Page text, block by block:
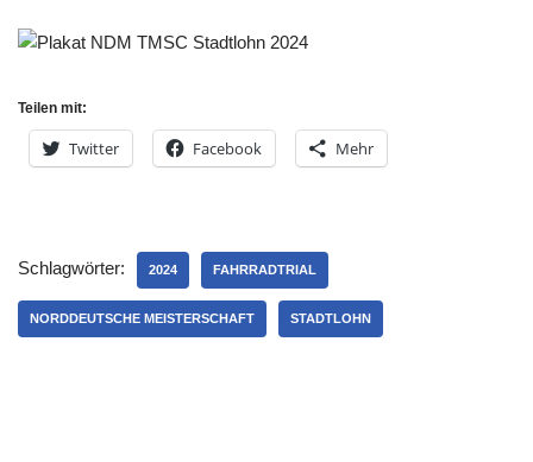
Teilen mit:
Twitter Facebook Mehr
Schlagwörter: 2024 FAHRRADTRIAL
NORDDEUTSCHE MEISTERSCHAFT STADTLOHN